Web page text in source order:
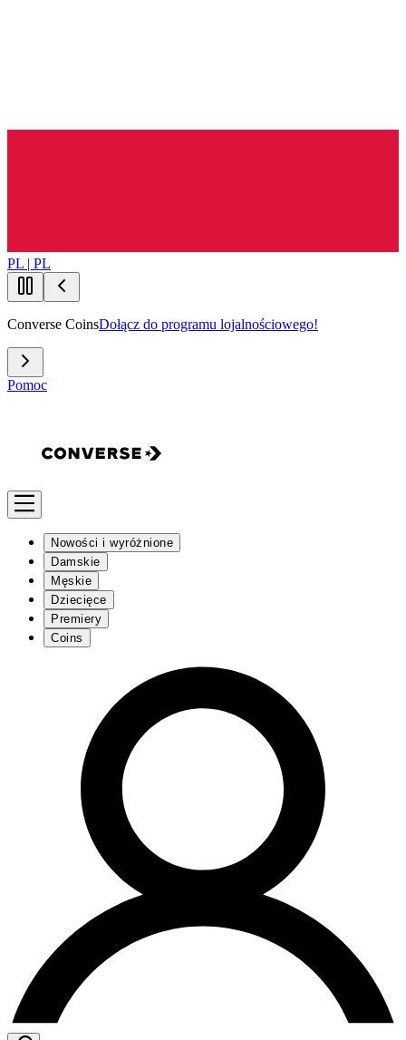
PL | PL
Converse CoinsDołącz do programu lojalnościowego!
Pomoc
Nowości i wyróżnione
Damskie
Męskie
Dziecięce
Premiery
Coins